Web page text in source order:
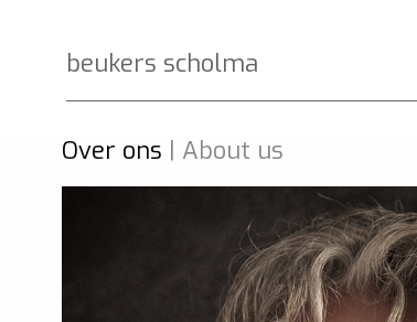
beukers scholma
Over ons | About us